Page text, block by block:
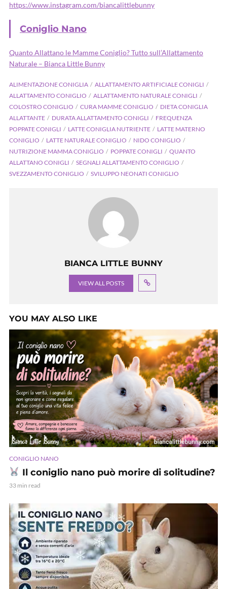
https://www.instagram.com/biancalittlebunny
Coniglio Nano
Quanto Allattano le Mamme Coniglio? Tutto sull’Allattamento
Naturale – Bianca Little Bunny
ALIMENTAZIONE CONIGLIA
ALLATTAMENTO ARTIFICIALE CONIGLI
ALLATTAMENTO CONIGLIO
ALLATTAMENTO NATURALE CONIGLI
COLOSTRO CONIGLIO
CURA MAMME CONIGLIO
DIETA CONIGLIA
ALLATTANTE
DURATA ALLATTAMENTO CONIGLI
FREQUENZA
POPPATE CONIGLI
LATTE CONIGLIA NUTRIENTE
LATTE MATERNO
CONIGLIO
LATTE NATURALE CONIGLIO
NIDO CONIGLIO
NUTRIZIONE MAMMA CONIGLIO
POPPATE CONIGLI
QUANTO
ALLATTANO CONIGLI
SEGNALI ALLATTAMENTO CONIGLIO
SVEZZAMENTO CONIGLIO
SVILUPPO NEONATI CONIGLIO
BIANCA LITTLE BUNNY
VIEW ALL POSTS
YOU MAY ALSO LIKE
CONIGLIO NANO
Il coniglio nano può morire di solitudine?
33 min read